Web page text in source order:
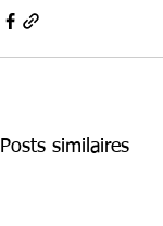
Posts similaires